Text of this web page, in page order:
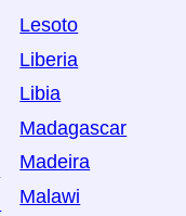
Lesoto
Liberia
Libia
Madagascar
Madeira
Malawi